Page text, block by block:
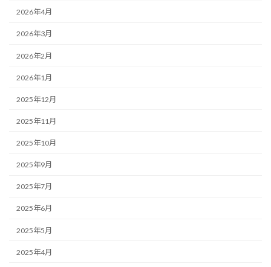
2026年4月
2026年3月
2026年2月
2026年1月
2025年12月
2025年11月
2025年10月
2025年9月
2025年7月
2025年6月
2025年5月
2025年4月